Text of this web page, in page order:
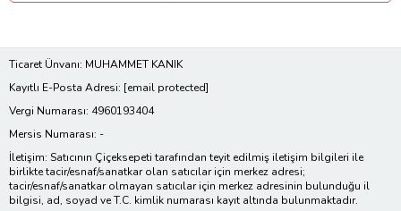
Ticaret Ünvanı: MUHAMMET KANIK
Kayıtlı E-Posta Adresi: [email protected]
Vergi Numarası: 4960193404
Mersis Numarası: -
İletişim: Satıcının Çiçeksepeti tarafından teyit edilmiş iletişim bilgileri ile
birlikte tacir/esnaf/sanatkar olan satıcılar için merkez adresi;
tacir/esnaf/sanatkar olmayan satıcılar için merkez adresinin bulunduğu il
bilgisi, ad, soyad ve T.C. kimlik numarası kayıt altında bulunmaktadır.